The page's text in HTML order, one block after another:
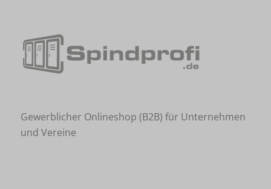
Gewerblicher Onlineshop (B2B) für Unternehmen
und Vereine